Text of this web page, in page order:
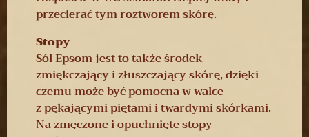
przecierać tym roztworem skórę.
Stopy
Sól Epsom jest to także środek
zmiękczający i złuszczający skórę, dzięki
czemu może być pomocna w walce
z pękającymi piętami i twardymi skórkami.
Na zmęczone i opuchnięte stopy –